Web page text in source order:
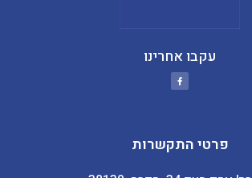
עקבו אחרינו
פרטי התקשרות